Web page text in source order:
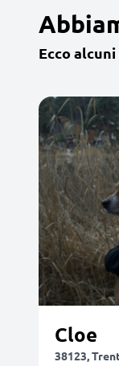
Ecco
Cloe
38123,